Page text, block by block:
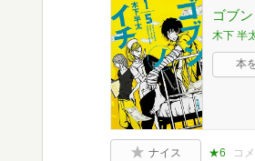
ゴブ
木下 半
本
ナイス ★6 コ